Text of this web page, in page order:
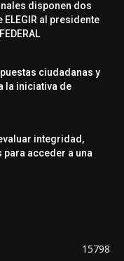
disponen dos
al presidente
ciudadanas y
la iniciativa de
integridad,
acceder a una
15798